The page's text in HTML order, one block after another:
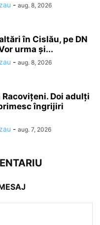
- aug. 8, 2026
în Cislău, pe DN
urma și...
- aug. 8, 2026
Doi adulți
îngrijiri
- aug. 7, 2026